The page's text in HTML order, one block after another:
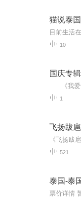
猫说泰
10
国庆专辑
1
飞扬跋
521
泰国-泰